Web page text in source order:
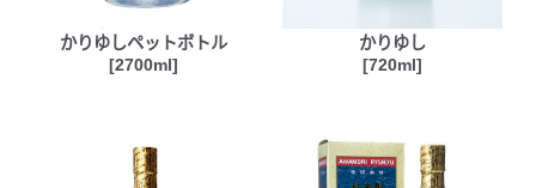
かりゆしペットボトル
[2700ml]
かりゆし
[720ml]